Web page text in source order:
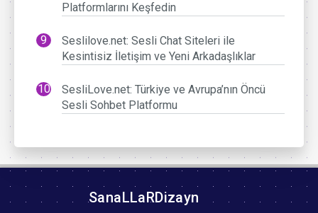
Platformlarını Keşfedin
Seslilove.net: Sesli Chat Siteleri ile
Kesintisiz İletişim ve Yeni Arkadaşlıklar
SesliLove.net: Türkiye ve Avrupa’nın Öncü
Sesli Sohbet Platformu
SanaLLaRDizayn